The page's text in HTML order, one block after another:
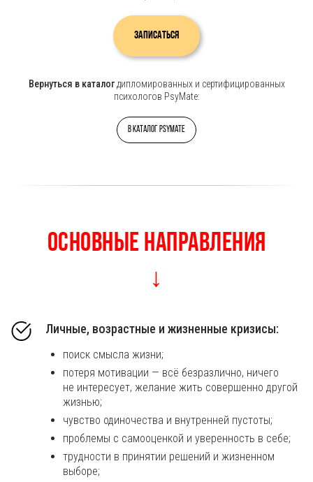
Записаться
Вернуться в каталогдипломированных и сертифицированных
психологов PsyMate:
В каталог PsyMate
Основные направления
↓
Личные, возрастные и жизненные кризисы:
поиск смысла жизни;
потеря мотивации — всё безразлично, ничего
не интересует, желание жить совершенно другой
жизнью;
чувство одиночества и внутренней пустоты;
проблемы с самооценкой и уверенность в себе;
трудности в принятии решений и жизненном
выборе;